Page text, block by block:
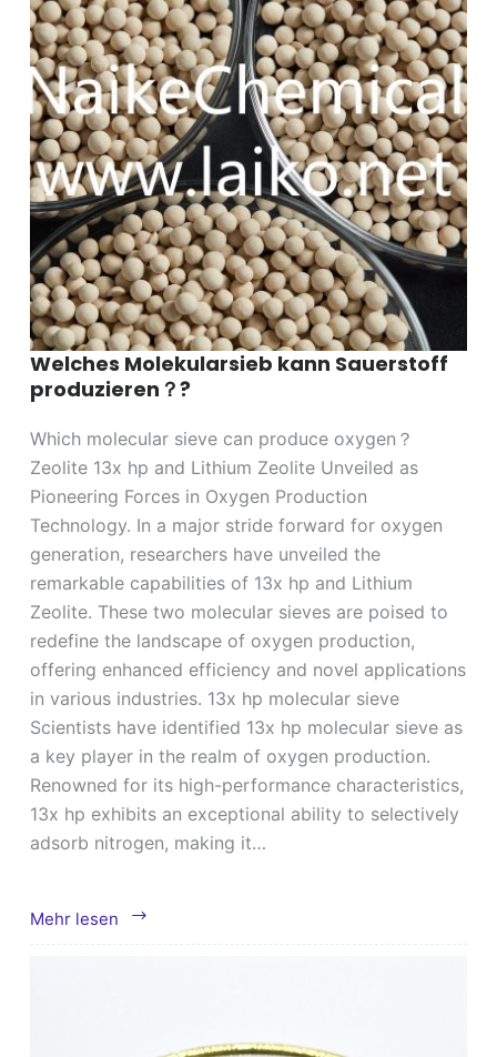
Welches Molekularsieb kann Sauerstoff
produzieren？?
Which molecular sieve can produce oxygen？
Zeolite 13x hp and Lithium Zeolite Unveiled as
Pioneering Forces in Oxygen Production
Technology. In a major stride forward for oxygen
generation, researchers have unveiled the
remarkable capabilities of 13x hp and Lithium
Zeolite. These two molecular sieves are poised to
redefine the landscape of oxygen production,
offering enhanced efficiency and novel applications
in various industries. 13x hp molecular sieve
Scientists have identified 13x hp molecular sieve as
a key player in the realm of oxygen production.
Renowned for its high-performance characteristics,
13x hp exhibits an exceptional ability to selectively
adsorb nitrogen, making it…
Mehr lesen
Welches
Molekularsieb